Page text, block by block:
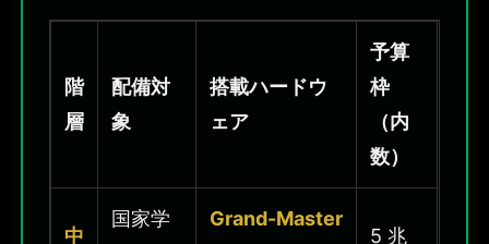
階
層
配備対
象
搭載ハードウ
ェア
予算
枠
（内
数）
中
国家学
Grand-Master
5 兆